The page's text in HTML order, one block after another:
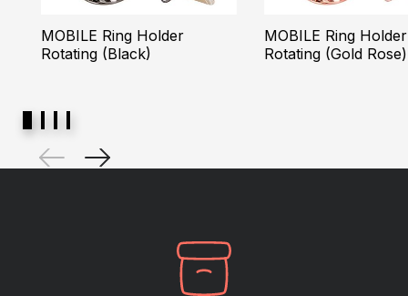
MOBILE Ring Holder
Rotating (Black)
MOBILE Ring Holder
Rotating (Gold Rose)